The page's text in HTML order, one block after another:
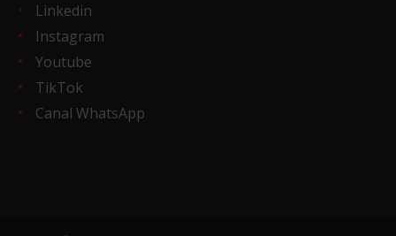
Linkedin
Instagram
Youtube
TikTok
Canal WhatsApp